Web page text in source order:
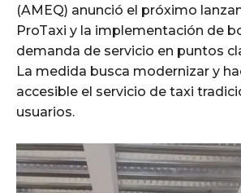
(AMEQ) anunció el próximo
ProTaxi y la implementación de
demanda de servicio en puntos
La medida busca modernizar y
accesible el servicio de taxi
usuarios.